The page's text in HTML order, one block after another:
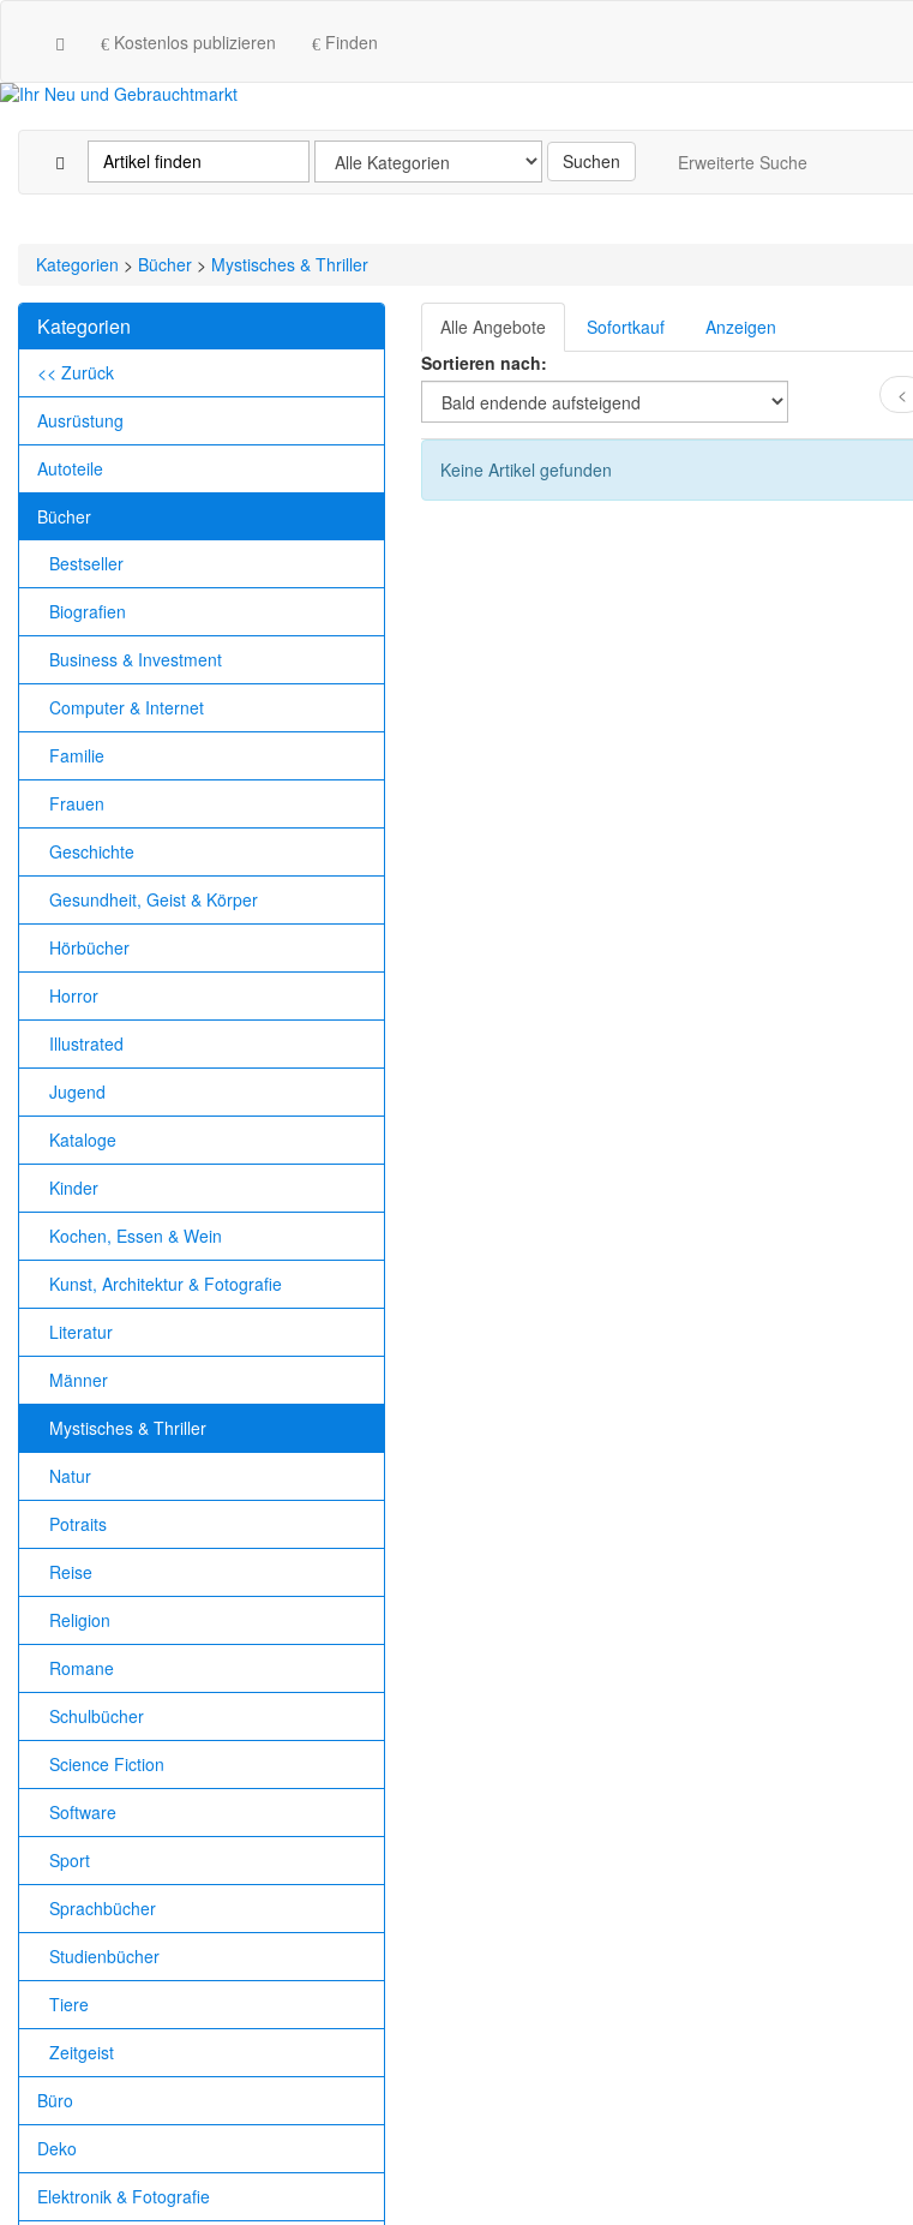
Kostenlos publizieren Finden
Erweiterte Suche
Kategorien > Bücher > Mystisches & Thriller
Kategorien
<< Zurück
Ausrüstung
Autoteile
Bücher
Bestseller
Biografien
Business & Investment
Computer & Internet
Familie
Frauen
Geschichte
Gesundheit, Geist & Körper
Hörbücher
Horror
Illustrated
Jugend
Kataloge
Kinder
Kochen, Essen & Wein
Kunst, Architektur & Fotografie
Literatur
Männer
Mystisches & Thriller
Natur
Potraits
Reise
Religion
Romane
Schulbücher
Science Fiction
Software
Sport
Sprachbücher
Studienbücher
Tiere
Zeitgeist
Büro
Deko
Elektronik & Fotografie
Alle Angebote Sofortkauf
Anzeigen
Sortieren nach:
<
Keine Artikel gefunden